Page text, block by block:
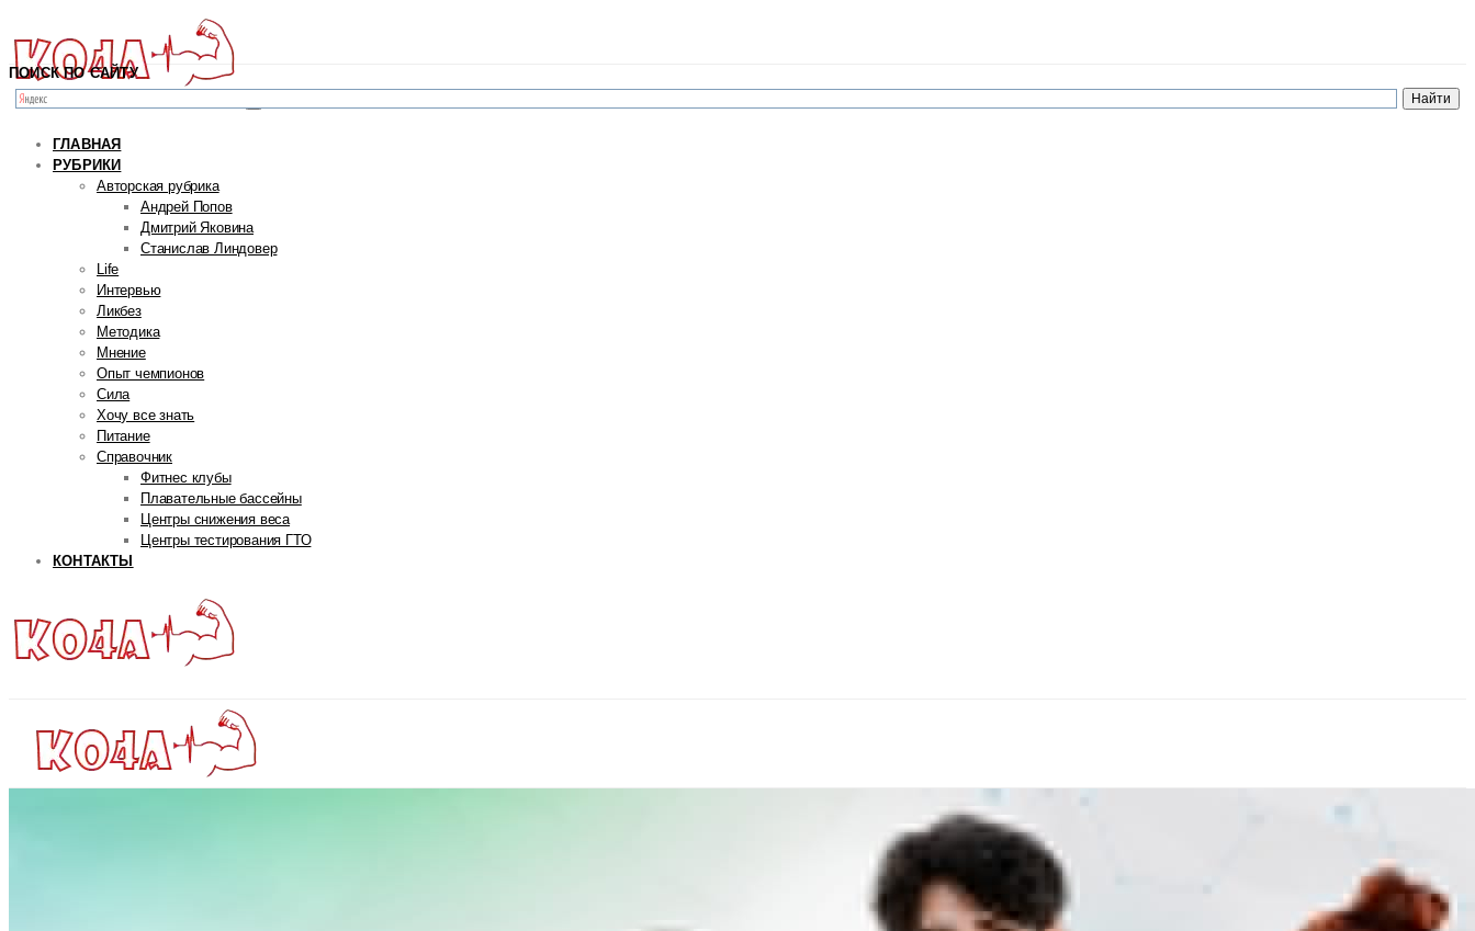
ПОИСК ПО САЙТУ
ГЛАВНАЯ
РУБРИКИ
Авторская рубрика
Андрей Попов
Дмитрий Яковина
Станислав Линдовер
Life
Интервью
Ликбез
Методика
Мнение
Опыт чемпионов
Сила
Хочу все знать
Питание
Справочник
Фитнес клубы
Плавательные бассейны
Центры снижения веса
Центры тестирования ГТО
КОНТАКТЫ